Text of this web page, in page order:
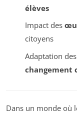
élèves
Impact des
citoyens
Adaptation
changement
Dans un monde où